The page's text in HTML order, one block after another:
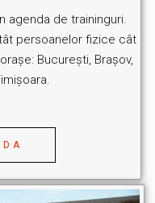
agenda de traininguri.
persoanelor fizice cât
București, Brașov,